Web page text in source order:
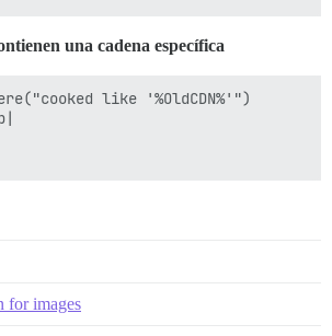
una cadena específica
like '%OldCDN%'")
for images